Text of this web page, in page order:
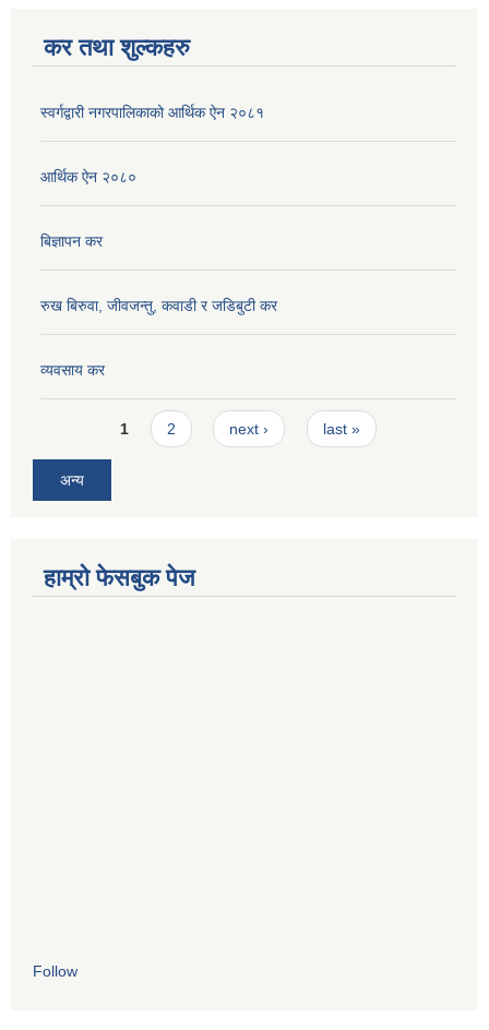
कर तथा शुल्कहरु
स्वर्गद्वारी नगरपालिकाको आर्थिक ऐन २०८१
आर्थिक ऐन २०८०
बिज्ञापन कर
रुख बिरुवा, जीवजन्तु, कवाडी र जडिबुटी कर
व्यवसाय कर
Pages1 2 next › last »
अन्य
हाम्रो फेसबुक पेज
Follow